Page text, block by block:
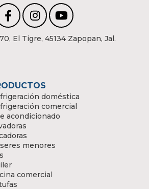
El Tigre, 45134 Zapopan, Jal.
doméstica
comercial
acondicionado
menores
comercial